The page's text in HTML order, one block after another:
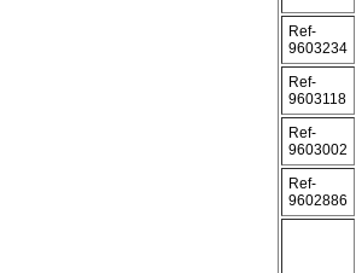
Ref-
9603234
Ref-
9603118
Ref-
9603002
Ref-
9602886